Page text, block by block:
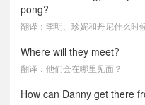
pong?
翻译：李明、珍妮和丹尼什么时
Where will they meet?
翻译：他们会在哪里见面？
How can Danny get there